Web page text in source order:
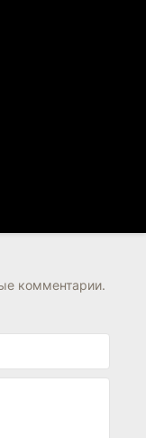
комментарии.